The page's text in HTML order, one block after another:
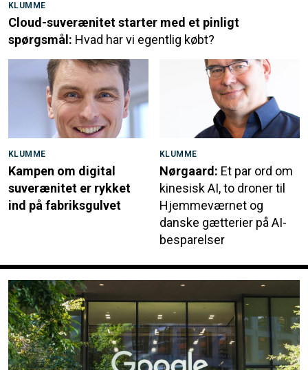
KLUMME
Cloud-suverænitet starter med et pinligt
spørgsmål: Hvad har vi egentlig købt?
KLUMME
Kampen om digital
suverænitet er rykket
ind på fabriksgulvet
KLUMME
Nørgaard: Et par ord om
kinesisk AI, to droner til
Hjemmeværnet og
danske gætterier på AI-
besparelser